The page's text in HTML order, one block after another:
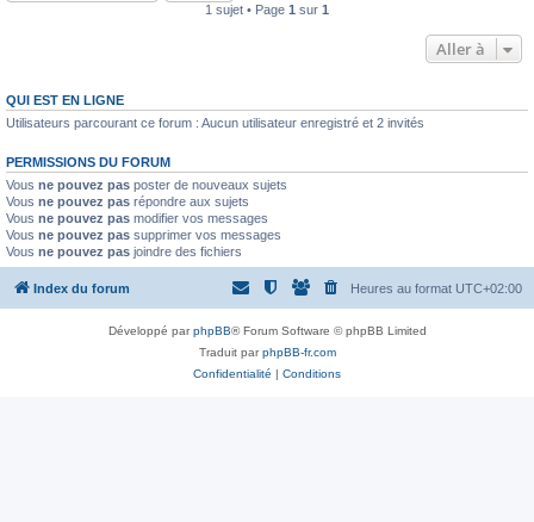
1 sujet • Page 1 sur 1
Aller à
QUI EST EN LIGNE
Utilisateurs parcourant ce forum : Aucun utilisateur enregistré et 2 invités
PERMISSIONS DU FORUM
Vous ne pouvez pas poster de nouveaux sujets
Vous ne pouvez pas répondre aux sujets
Vous ne pouvez pas modifier vos messages
Vous ne pouvez pas supprimer vos messages
Vous ne pouvez pas joindre des fichiers
Index du forum Heures au format UTC+02:00
Développé parphpBB® Forum Software © phpBB Limited
Traduit parphpBB-fr.com
Confidentialité | Conditions